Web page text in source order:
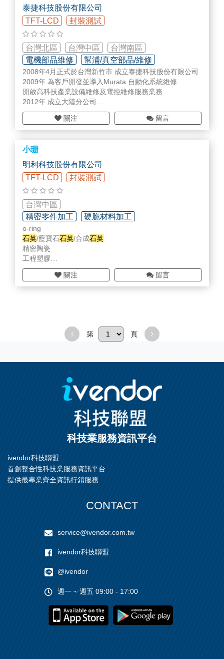
泰捷科技股份有限公司
TFT-LCD
封裝測試
台灣北區 台灣中區
台灣南區
電機部品維修
幫浦/真空部品/維修
線/管周邊材料
2008年4月正式於台灣新竹市 成立泰捷科技股份有限公司
2009年 為客戶開發並導入Murata 自動化系統維修
開啟高科技產業設備維修及電控維修服務業務
2012年 成立大陸分公司
負責半導體與面板業設備零組件維修及真空pump維修業務
2013年 設立關鍵零件及設備耗材代理業務
同年取得各式工業燈及光纖線材的代理
2014年 成立MKS gauge 真空壓力計維修生產線、發展多
元化之維修服務
2015年 代理韓國維修商在半導體設備零組件、ETCH ESC
維修及買賣業務
2019年 成立監控系統及電子級抗菌濾芯的代理業務，擴大
半導體及面板產業的服務項目
關注 留言
小珊
明利科技股份有限公司
TFT-LCD
封裝測試
台灣中區
精密零件加工
硬脆材料加工
無塵室設備/用具/耗材
o-ring
石英/藍寶石石英/合成石英
精密陶瓷
工程塑膠
金屬加工/零件設計加工
工程設計與機台監控/維修服務
陽極處理/清洗/coating
關注 留言
第 頁
科技業服務資訊平台
ivendor科技聯盟
首創整合性科技業服務資訊平台
提供最專業齊全資訊行銷服務
CONTACT
service@ivendor.com.tw
ivendor科技聯盟
@ivendor
週一 ~ 週五 09:00 - 17:00